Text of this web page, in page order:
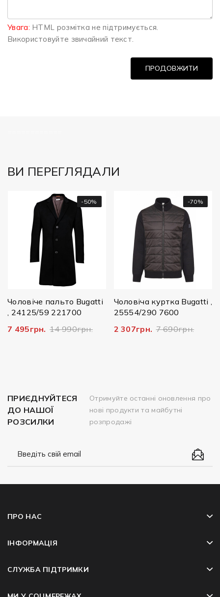
Увага: HTML розмітка не підтримується.
Використовуйте звичайний текст.
ПРОДОВЖИТИ
ВИ ПЕРЕГЛЯДАЛИ
-50%
Чоловіче пальто Bugatti
, 24125/59 221700
7 495грн.
14 990грн.
-70%
Чоловіча куртка Bugatti ,
25554/290 7600
2 307грн.
7 690грн.
ПРИЄДНУЙТЕСЯ
ДО НАШОЇ
РОЗСИЛКИ
Отримуйте останні оновлення про
нові продукти та майбутні
розпродажі
ПРО НАС
ІНФОРМАЦІЯ
СЛУЖБА ПІДТРИМКИ